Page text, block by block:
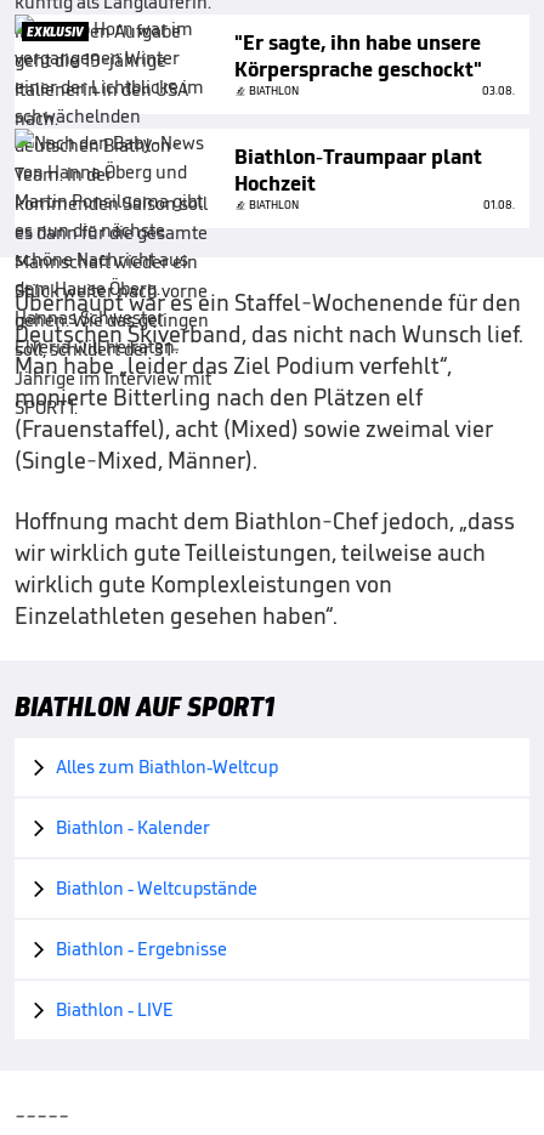
EXKLUSIV
"Er sagte, ihn habe unsere
Körpersprache geschockt"
BIATHLON 03.08.
Biathlon-Traumpaar plant
Hochzeit
BIATHLON 01.08.
Überhaupt war es ein Staffel-Wochenende für den
Deutschen Skiverband, das nicht nach Wunsch lief.
Man habe „leider das Ziel Podium verfehlt“,
monierte Bitterling nach den Plätzen elf
(Frauenstaffel), acht (Mixed) sowie zweimal vier
(Single-Mixed, Männer).
Hoffnung macht dem Biathlon-Chef jedoch, „dass
wir wirklich gute Teilleistungen, teilweise auch
wirklich gute Komplexleistungen von
Einzelathleten gesehen haben“.
BIATHLON AUF SPORT1
 Alles zum Biathlon-Weltcup
 Biathlon - Kalender
 Biathlon - Weltcupstände
 Biathlon - Ergebnisse
 Biathlon - LIVE
-----